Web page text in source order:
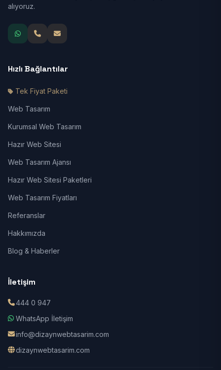
alıyoruz.
Hızlı Bağlantılar
Tek Fiyat Paketi
Web Tasarım
Kurumsal Web Tasarım
Hazır Web Sitesi
Web Tasarım Ajansı
Hazır Web Sitesi Paketleri
Web Tasarım Fiyatları
Referanslar
Hakkımızda
Blog & Haberler
İletişim
444 0 947
WhatsApp İletişim
info@dizaynwebtasarim.com
dizaynwebtasarim.com